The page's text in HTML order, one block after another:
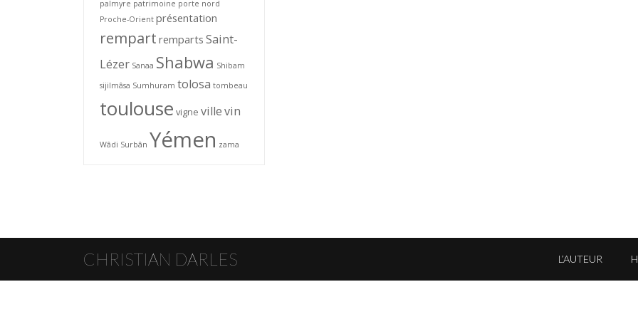
palmyre patrimoine porte nord
Proche-Orient présentation
rempart remparts Saint-
Lézer Sanaa Shabwa Shibam
sijilmâsa Sumhuram tolosa tombeau
toulouse vigne villevin
Wâdi Surbân Yémen zama
CHRISTIAN DARLES L’AUTEUR